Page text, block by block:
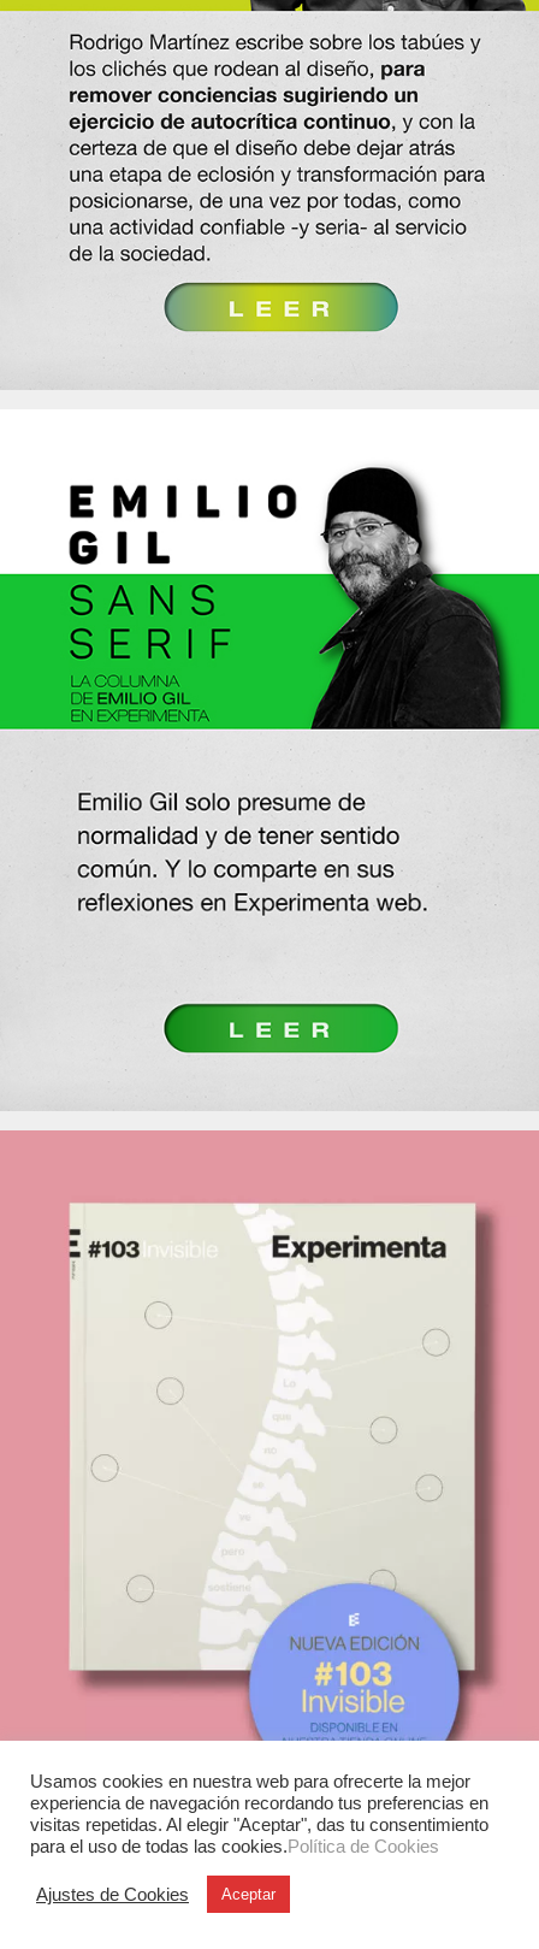
Usamos cookies en nuestra web para ofrecerte la mejor
experiencia de navegación recordando tus preferencias en
visitas repetidas. Al elegir "Aceptar", das tu consentimiento
para el uso de todas las cookies.Política de Cookies
Ajustes de Cookies Aceptar